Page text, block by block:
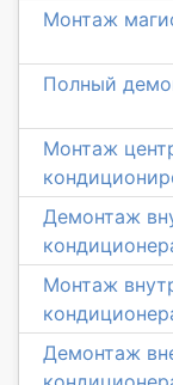
Монтаж
Полный
Монтаж
Демонтаж
Монтаж
Демонтаж